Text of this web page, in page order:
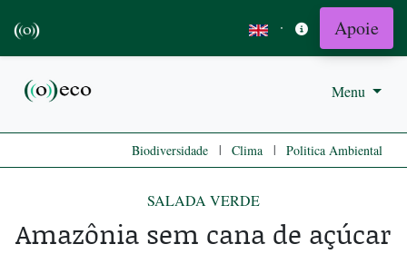
· Apoie
Menu
Biodiversidade | Clima | Politica Ambiental
SALADA VERDE
Amazônia sem cana de açúcar